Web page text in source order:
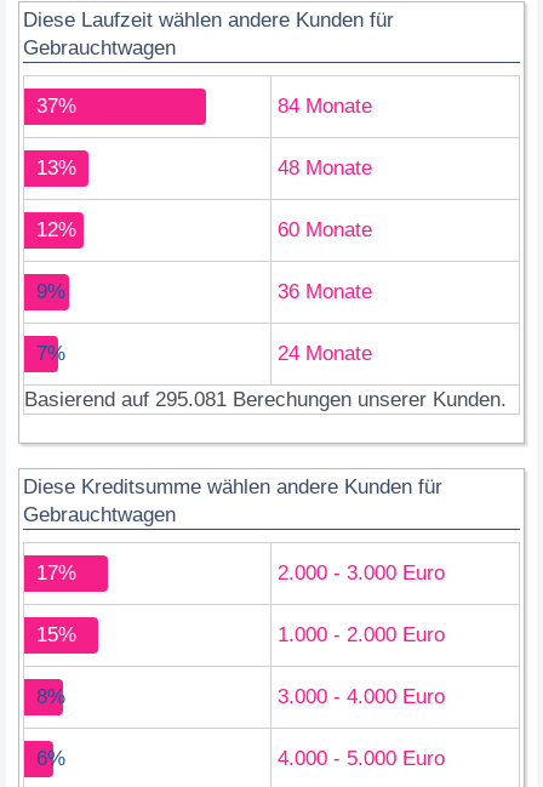
Diese Laufzeit wählen andere Kunden für
Gebrauchtwagen
37% 84 Monate
13% 48 Monate
12% 60 Monate
9% 36 Monate
7%
24 Monate
Basierend auf 295.081 Berechungen unserer Kunden.
Diese Kreditsumme wählen andere Kunden für
Gebrauchtwagen
17% 2.000 - 3.000 Euro
15% 1.000 - 2.000 Euro
8% 3.000 - 4.000 Euro
6% 4.000 - 5.000 Euro